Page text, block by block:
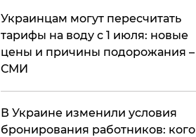
Украинцам могут пересчитать
тарифы на воду с 1 июля: новые
цены и причины подорожания –
СМИ
В Украине изменили условия
бронирования работников: кого